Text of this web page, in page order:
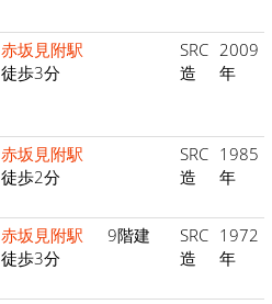
赤坂見附駅
徒歩3分
SRC
造
2009
年
赤坂見附駅
徒歩2分
SRC
造
1985
年
赤坂見附駅
徒歩3分
9階建
SRC
造
1972
年